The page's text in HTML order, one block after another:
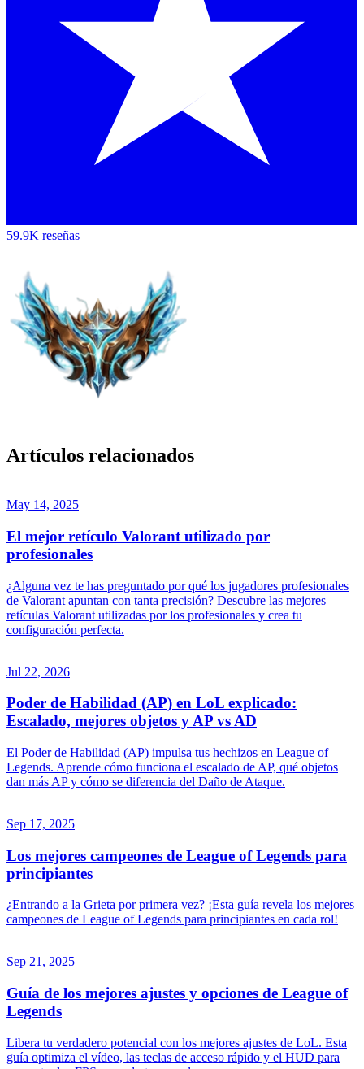
59.9K reseñas
Artículos relacionados
May 14, 2025
El mejor retículo Valorant utilizado por
profesionales
¿Alguna vez te has preguntado por qué los jugadores profesionales
de Valorant apuntan con tanta precisión? Descubre las mejores
retículas Valorant utilizadas por los profesionales y crea tu
configuración perfecta.
Jul 22, 2026
Poder de Habilidad (AP) en LoL explicado:
Escalado, mejores objetos y AP vs AD
El Poder de Habilidad (AP) impulsa tus hechizos en League of
Legends. Aprende cómo funciona el escalado de AP, qué objetos
dan más AP y cómo se diferencia del Daño de Ataque.
Sep 17, 2025
Los mejores campeones de League of Legends para
principiantes
¿Entrando a la Grieta por primera vez? ¡Esta guía revela los mejores
campeones de League of Legends para principiantes en cada rol!
Sep 21, 2025
Guía de los mejores ajustes y opciones de League of
Legends
Libera tu verdadero potencial con los mejores ajustes de LoL. Esta
guía optimiza el vídeo, las teclas de acceso rápido y el HUD para